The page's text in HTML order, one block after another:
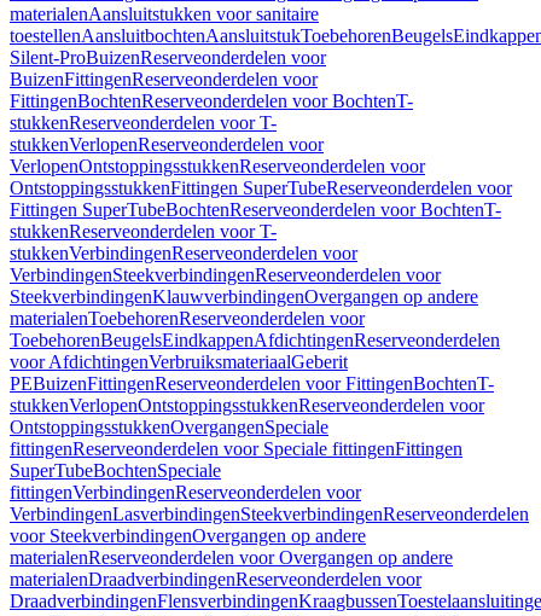
materialenAansluitstukken voor sanitaire
toestellenAansluitbochtenAansluitstukToebehorenBeugels
Silent-ProBuizenReserveonderdelen voor
BuizenFittingenReserveonderdelen voor
FittingenBochtenReserveonderdelen voor BochtenT-
stukkenReserveonderdelen voor T-
stukkenVerlopenReserveonderdelen voor
VerlopenOntstoppingsstukkenReserveonderdelen voor
OntstoppingsstukkenFittingen SuperTubeReserveonderdelen voor
Fittingen SuperTubeBochtenReserveonderdelen voor BochtenT-
stukkenReserveonderdelen voor T-
stukkenVerbindingenReserveonderdelen voor
VerbindingenSteekverbindingenReserveonderdelen voor
SteekverbindingenKlauwverbindingenOvergangen op andere
materialenToebehorenReserveonderdelen voor
ToebehorenBeugelsEindkappenAfdichtingenReserveonderdelen
voor AfdichtingenVerbruiksmateriaalGeberit
PEBuizenFittingenReserveonderdelen voor FittingenBochtenT-
stukkenVerlopenOntstoppingsstukkenReserveonderdelen voor
OntstoppingsstukkenOvergangenSpeciale
fittingenReserveonderdelen voor Speciale fittingenFittingen
SuperTubeBochtenSpeciale
fittingenVerbindingenReserveonderdelen voor
VerbindingenLasverbindingenSteekverbindingenReserveonderdelen
voor SteekverbindingenOvergangen op andere
materialenReserveonderdelen voor Overgangen op andere
materialenDraadverbindingenReserveonderdelen voor
DraadverbindingenFlensverbindingenKraagbussen